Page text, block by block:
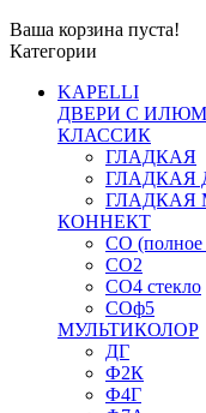
Ваша корзина пуста!
Категории
KAPELLI
ДВЕРИ С
КЛАССИК
ГЛАДКАЯ
ГЛАДКАЯ
ГЛАДКАЯ
КОННЕКТ
СО (полное
СО2
СО4 стекло
СОф5
МУЛЬТИКОЛОР
ДГ
Ф2К
Ф4Г